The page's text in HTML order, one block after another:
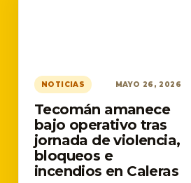
NOTICIAS MAYO 26, 2026
Tecomán amanece
bajo operativo tras
jornada de violencia,
bloqueos e
incendios en Caleras